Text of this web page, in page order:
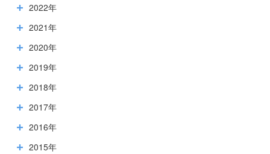
2022年
2021年
2020年
2019年
2018年
2017年
2016年
2015年